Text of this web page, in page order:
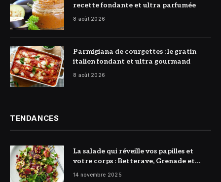
recette fondante et ultra parfumée
8 août 2026
© DR
Parmigiana de courgettes : le gratin
italien fondant et ultra gourmand
8 août 2026
TENDANCES
La salade qui réveille vos papilles et
votre corps : Betterave, Grenade et
Citron à l’honneur
14 novembre 2025